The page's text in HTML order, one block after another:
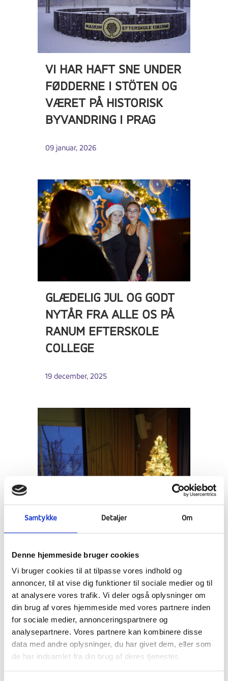
Samtykke Detaljer Om
Denne hjemmeside bruger cookies
Vi bruger cookies til at tilpasse vores indhold og
annoncer, til at vise dig funktioner til sociale medier og til
at analysere vores trafik. Vi deler også oplysninger om
din brug af vores hjemmeside med vores partnere inden
for sociale medier, annonceringspartnere og
analysepartnere. Vores partnere kan kombinere disse
data med andre oplysninger, du har givet dem, eller som
de har indsamlet fra din brug af deres tjenester.
VI HAR HAFT SNE UNDER
FØDDERNE I STÖTEN OG
VÆRET PÅ HISTORISK
BYVANDRING I PRAG
09 januar, 2026
GLÆDELIG JUL OG GODT
NYTÅR FRA ALLE OS PÅ
RANUM EFTERSKOLE
COLLEGE
19 december, 2025
LUCIAOPTOG I EN MØRK
DECEMBERTID